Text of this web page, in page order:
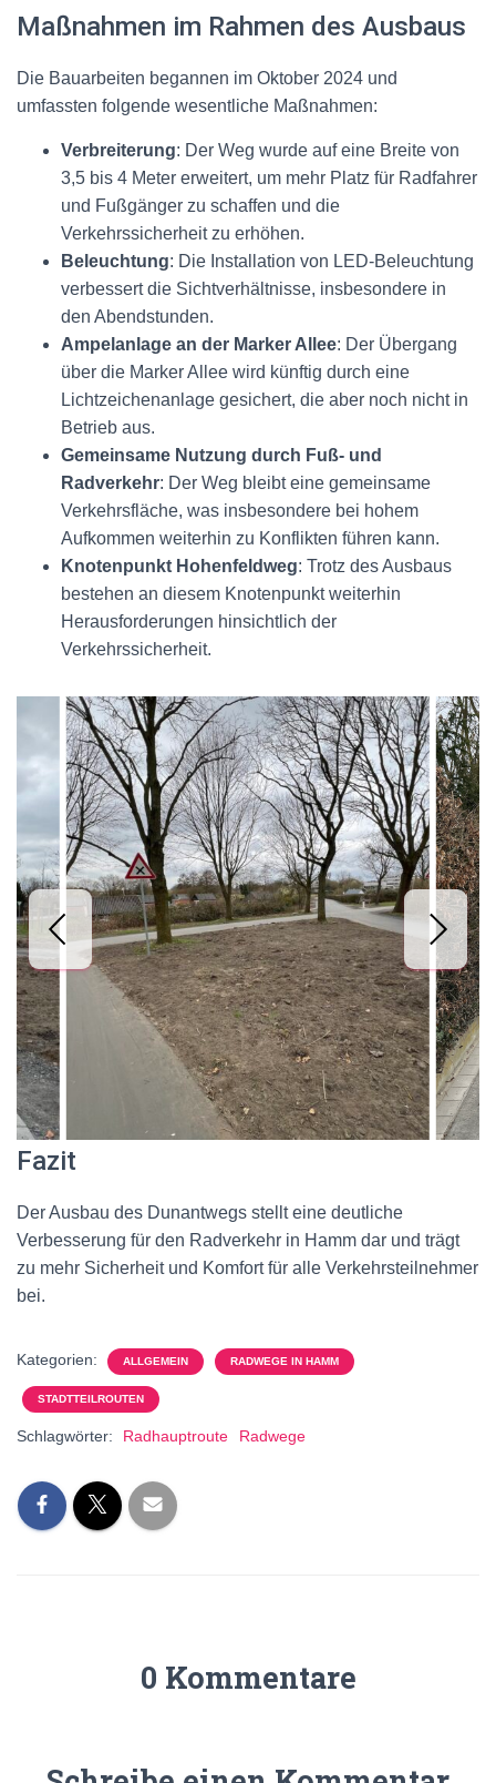
Maßnahmen im Rahmen des Ausbaus
Die Bauarbeiten begannen im Oktober 2024 und
umfassten folgende wesentliche Maßnahmen:
Verbreiterung: Der Weg wurde auf eine Breite von
3,5 bis 4 Meter erweitert, um mehr Platz für Radfahrer
und Fußgänger zu schaffen und die
Verkehrssicherheit zu erhöhen.
Beleuchtung: Die Installation von LED-Beleuchtung
verbessert die Sichtverhältnisse, insbesondere in
den Abendstunden.
Ampelanlage an der Marker Allee: Der Übergang
über die Marker Allee wird künftig durch eine
Lichtzeichenanlage gesichert, die aber noch nicht in
Betrieb aus.
Gemeinsame Nutzung durch Fuß- und
Radverkehr: Der Weg bleibt eine gemeinsame
Verkehrsfläche, was insbesondere bei hohem
Aufkommen weiterhin zu Konflikten führen kann.
Knotenpunkt Hohenfeldweg: Trotz des Ausbaus
bestehen an diesem Knotenpunkt weiterhin
Herausforderungen hinsichtlich der
Verkehrssicherheit.
Fazit
Der Ausbau des Dunantwegs stellt eine deutliche
Verbesserung für den Radverkehr in Hamm dar und trägt
zu mehr Sicherheit und Komfort für alle Verkehrsteilnehmer
bei.
Kategorien: ALLGEMEIN RADWEGE IN HAMM
STADTTEILROUTEN
Schlagwörter: Radhauptroute Radwege
0 Kommentare